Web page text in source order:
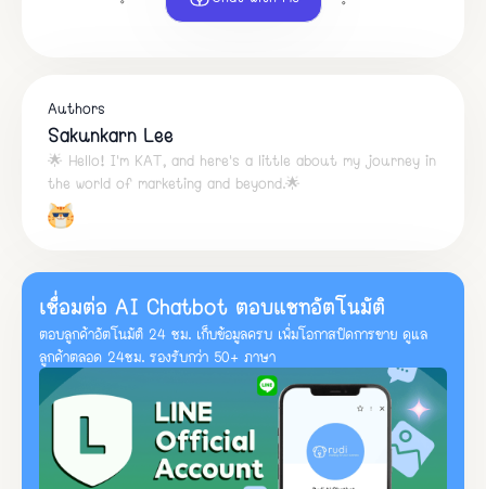
Authors
Sakunkarn Lee
🌟 Hello! I'm KAT, and here's a little about my journey in
the world of marketing and beyond.🌟
เชื่อมต่อ AI Chatbot ตอบแชทอัตโนมัติ
ตอบลูกค้าอัตโนมัติ 24 ชม. เก็บข้อมูลครบ เพิ่มโอกาสปิดการขาย ดูแล
ลูกค้าตลอด 24ชม. รองรับกว่า 50+ ภาษา